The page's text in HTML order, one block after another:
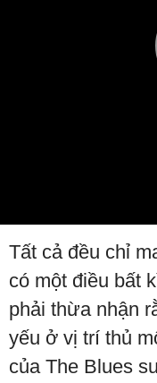
Tất cả đều chỉ
có một điều bất
phải thừa nhận
yếu ở vị trí thủ
của The Blues